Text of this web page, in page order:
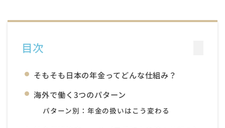
目次
そもそも日本の年金ってどんな仕組み？
海外で働く3つのパターン
パターン別：年金の扱いはこう変わる